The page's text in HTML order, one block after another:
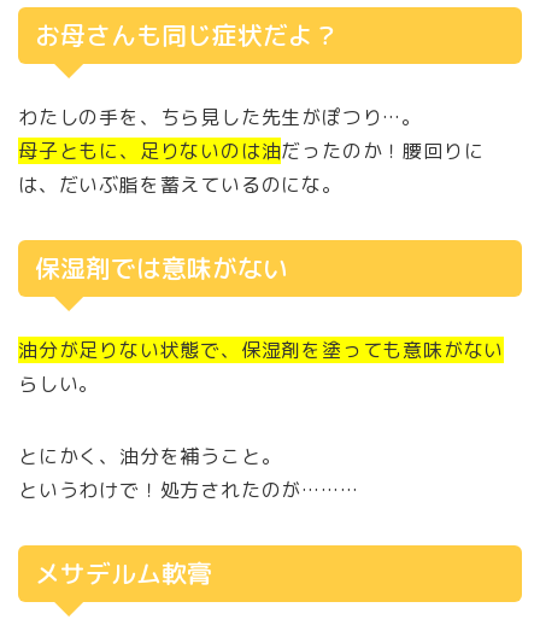
お母さんも同じ症状だよ？
わたしの手を、ちら見した先生がぽつり…。
母子ともに、足りないのは油だったのか！腰回りに
は、だいぶ脂を蓄えているのにな。
保湿剤では意味がない
油分が足りない状態で、保湿剤を塗っても意味がない
らしい。
とにかく、油分を補うこと。
というわけで！処方されたのが………
メサデルム軟膏